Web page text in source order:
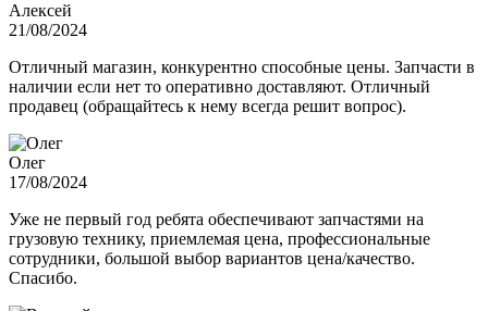
Алексей
21/08/2024
Отличный магазин, конкурентно способные цены. Запчасти в
наличии если нет то оперативно доставляют. Отличный
продавец (обращайтесь к нему всегда решит вопрос).
Олег
17/08/2024
Уже не первый год ребята обеспечивают запчастями на
грузовую технику, приемлемая цена, профессиональные
сотрудники, большой выбор вариантов цена/качество.
Спасибо.